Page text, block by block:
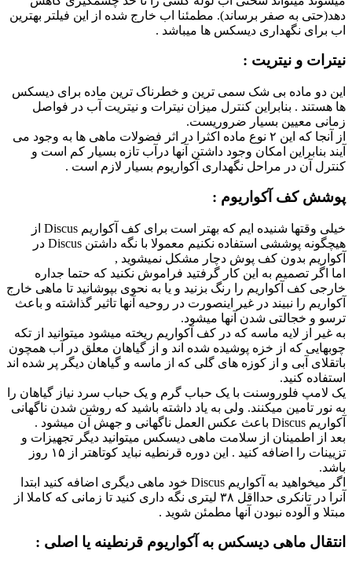
دهد(حتی به صفر برساند). مطمئنا اب خارج شده از این فیلتر بهترین
اب برای نگهداری دیسکس ها میباشد .
نیترات و نیتریت :
این دو ماده بی شک سمی ترین و خطرناک ترین ماده برای دیسکس
ها هستند . بنابراین کنترل میزان نیترات و نیتریت آب در فواصل
زمانی معیین بسیار ضروریست.
از آنجا که این ۲ نوع ماده اکثرا در اثر فضولات ماهی ها به وجود می
آیند بنابراین امکان وجود داشتن آنها درآب تازه بسیار کم است و
کنترل آن در مراحل نگهداری آکواریوم بسیار لازم است .
پوشش کف آکواریوم :
خیلی وقتها شنیده ایم که بهتر است برای کف آکواریم Discus از
هیچگونه پوششی استفاده نکنیم معمولا با نگه داشتن Discus در
آکواریم بدون کف پوش دچار مشکل نمیشوید ,
اما اگر تصمیم به این کار گرفتید فراموش نکنید که حتما جداره
خارجی کف آکواریم را رنگ بزنید و یا به نحوی بپوشانید تا ماهی خارج
آکواریم را نبیند در غیر اینصورت در روحیه آنها تاثیر گذاشته و باعث
ترسو و خجالتی شدن آنها میشود.
به غیر از لایه ماسه که در کف آکواریم ریخته میشود میتوانید از تکه
چوبهایی که از خزه پوشیده شده اند و از گیاهان معلق در آب همچون
باتقلای آبی و از کوزه های گلی که از ماسه و گیاهان دیگر پر شده اند
استفاده کنید.
یک لامپ فلوروسنت با یک حباب گرم و یک حباب سرد نیاز گیاهان را
به نور تامین میکنند. ولی به یاد داشته باشید که روشن شدن ناگهانی
آکواریم Discus باعث عکس العمل ناگهانی و جهش آن میشود .
بعد از اطمینان از سلامت ماهی دیسکس میتوانید دیگر تجهیزات و
تزیینات را اضافه کنید . این دوره قرنطیه نباید کوتاهتر از ۱۵ روز
باشد.
اگر میخواهید به آکواریم Discus خود ماهی دیگری اضافه کنید ابتدا
آنرا در تانکری حدااقل ۳۸ لیتری نگه داری کنید تا زمانی که کاملا از
مبتلا و آلوده نبودن آنها مطمئن شوید .
انتقال ماهی دیسکس به آکواریوم قرنطینه یا اصلی :